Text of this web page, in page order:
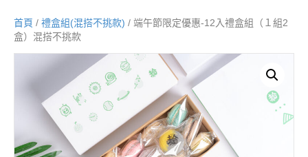
首頁 / 禮盒組(混搭不挑款) / 端午節限定優惠-12入禮盒組（１組2
盒）混搭不挑款